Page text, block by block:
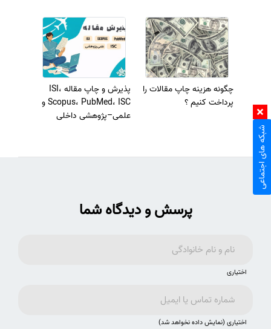
چگونه هزینه چاپ مقالات را
پرداخت کنیم ؟
پذیرش و چاپ مقاله ISI،
Scopus، PubMed، ISC و
علمی–پژوهشی داخلی
پرسش و دیدگاه شما
اختیاری
اختیاری (نمایش داده نخواهد شد)
شبکه های اجتماعی